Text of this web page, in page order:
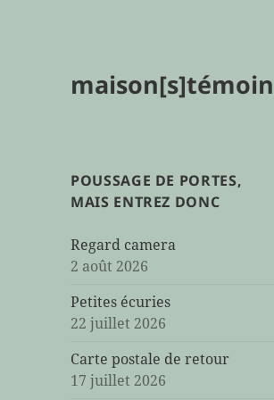
maison[s]témoin
POUSSAGE DE PORTES,
MAIS ENTREZ DONC
Regard camera
2 août 2026
Petites écuries
22 juillet 2026
Carte postale de retour
17 juillet 2026